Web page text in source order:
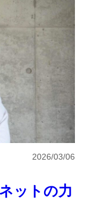
ットの力
2026/03/06